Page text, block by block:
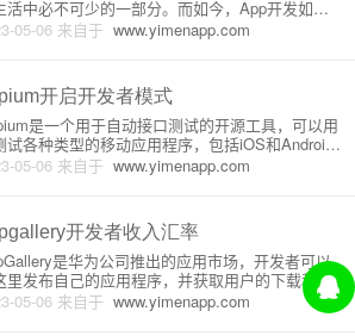
05-06 来自于 www.yimenapp.com
活中必不可少的一部分。而如今，App开发如火
，有着不同的开发方式和技术栈，本文将详细介
种不同的开发方式及其原理。一、原生开发原生
、原生API
开启开发者模式
05-06 来自于 www.yimenapp.com
是一个用于自动接口测试的开源工具，可以用
试各种类型的移动应用程序，包括iOS和Android
程序。在进行移动应用程序测试时，我们需要先
试设备或模拟器设置为开发者模式。开启开发者
我们进
开发者收入汇率
05-06 来自于 www.yimenapp.com
是华为公司推出的应用市场，开发者可以
里发布自己的应用程序，并获取用户的下载和使
开发者可以从AppGallery中获得收入，但是在实
程中，开发者要面临不同的汇率问题。下面是对A